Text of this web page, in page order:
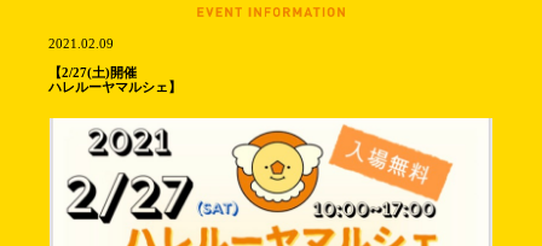
2021.02.09
【2/27(土)開催
ハレルーヤマルシェ】